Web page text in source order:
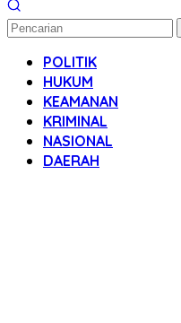
POLITIK
HUKUM
KEAMANAN
KRIMINAL
NASIONAL
DAERAH